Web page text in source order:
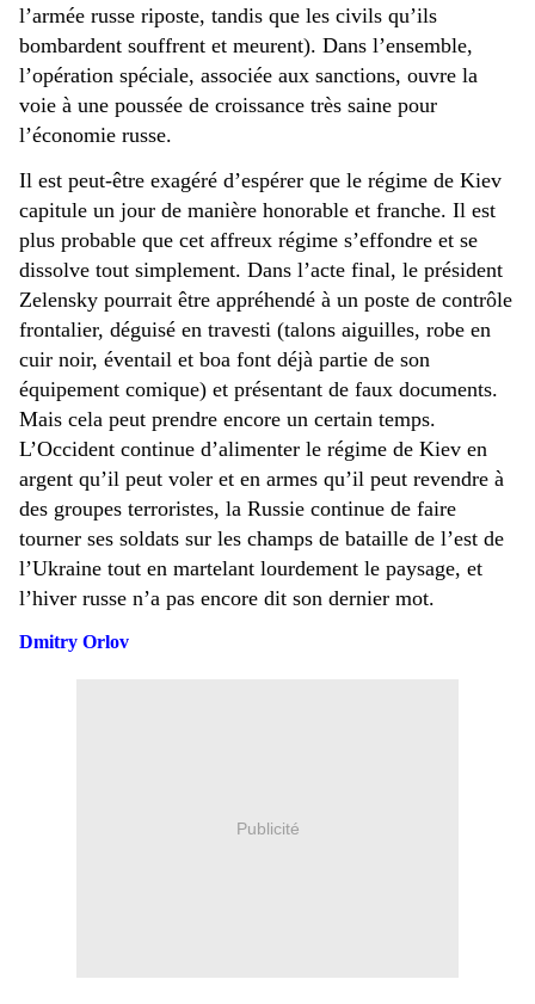
l’armée russe riposte, tandis que les civils qu’ils
bombardent souffrent et meurent). Dans l’ensemble,
l’opération spéciale, associée aux sanctions, ouvre la
voie à une poussée de croissance très saine pour
l’économie russe.
Il est peut-être exagéré d’espérer que le régime de Kiev
capitule un jour de manière honorable et franche. Il est
plus probable que cet affreux régime s’effondre et se
dissolve tout simplement. Dans l’acte final, le président
Zelensky pourrait être appréhendé à un poste de contrôle
frontalier, déguisé en travesti (talons aiguilles, robe en
cuir noir, éventail et boa font déjà partie de son
équipement comique) et présentant de faux documents.
Mais cela peut prendre encore un certain temps.
L’Occident continue d’alimenter le régime de Kiev en
argent qu’il peut voler et en armes qu’il peut revendre à
des groupes terroristes, la Russie continue de faire
tourner ses soldats sur les champs de bataille de l’est de
l’Ukraine tout en martelant lourdement le paysage, et
l’hiver russe n’a pas encore dit son dernier mot.
Dmitry Orlov
Publicité